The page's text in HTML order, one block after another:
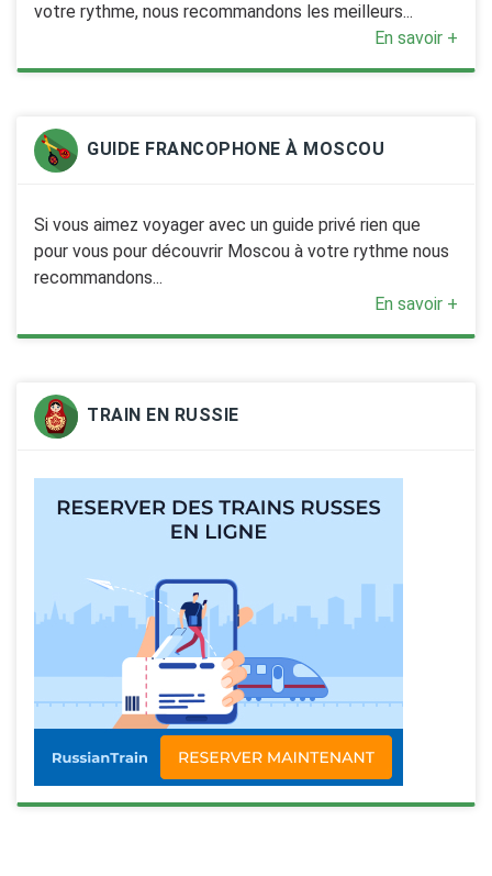
votre rythme, nous recommandons les meilleurs...
En savoir +
GUIDE FRANCOPHONE À MOSCOU
Si vous aimez voyager avec un guide privé rien que
pour vous pour découvrir Moscou à votre rythme nous
recommandons...
En savoir +
TRAIN EN RUSSIE